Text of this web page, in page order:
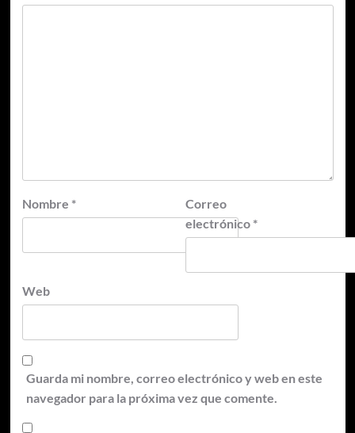
Nombre *
Correo
electrónico *
Web
Guarda mi nombre, correo electrónico y web en este
navegador para la próxima vez que comente.